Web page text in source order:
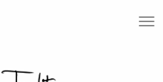
T